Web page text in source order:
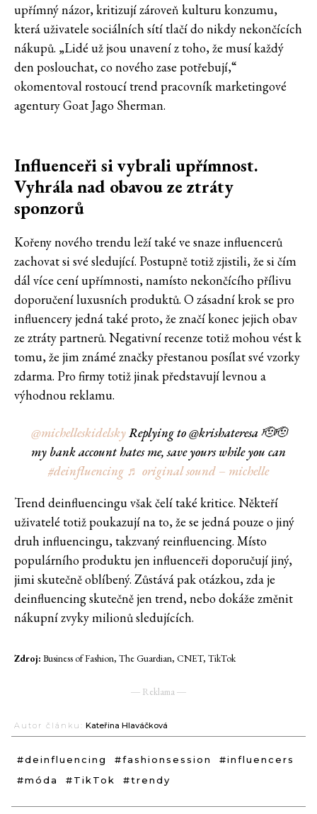
upřímný názor, kritizují zároveň kulturu konzumu,
která uživatele sociálních sítí tlačí do nikdy nekončících
nákupů. „Lidé už jsou unavení z toho, že musí každý
den poslouchat, co nového zase potřebují,“
okomentoval rostoucí trend pracovník marketingové
agentury Goat Jago Sherman.
Influenceři si vybrali upřímnost.
Vyhrála nad obavou ze ztráty
sponzorů
Kořeny nového trendu leží také ve snaze influencerů
zachovat si své sledující. Postupně totiž zjistili, že si čím
dál více cení upřímnosti, namísto nekončícího přílivu
doporučení luxusních produktů. O zásadní krok se pro
influencery jedná také proto, že značí konec jejich obav
ze ztráty partnerů. Negativní recenze totiž mohou vést k
tomu, že jim známé značky přestanou posílat své vzorky
zdarma. Pro firmy totiž jinak představují levnou a
výhodnou reklamu.
@michelleskidelskyReplying to @krishateresa 🫡🫡
my bank account hates me, save yours while you can
#deinfluencing ♬ original sound – michelle
Trend deinfluencingu však čelí také kritice. Někteří
uživatelé totiž poukazují na to, že se jedná pouze o jiný
druh influencingu, takzvaný reinfluencing. Místo
populárního produktu jen influenceři doporučují jiný,
jimi skutečně oblíbený. Zůstává pak otázkou, zda je
deinfluencing skutečně jen trend, nebo dokáže změnit
nákupní zvyky milionů sledujících.
Zdroj: Business of Fashion, The Guardian, CNET, TikTok
― Reklama ―
Autor článku: Kateřina Hlaváčková
#deinfluencing #fashionsession
#influencers
#móda
#TikTok #trendy